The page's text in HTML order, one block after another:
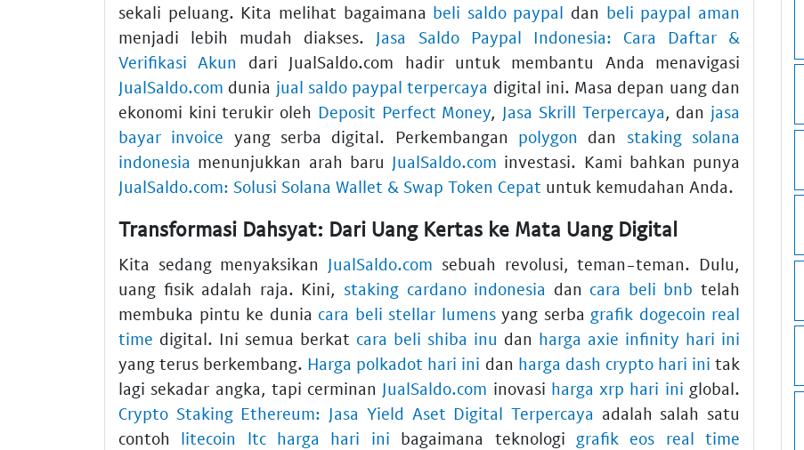
sekali peluang. Kita melihat bagaimana beli saldo paypal dan beli paypal aman
menjadi lebih mudah diakses. Jasa Saldo Paypal Indonesia: Cara Daftar &
Verifikasi Akun
dari JualSaldo.com hadir untuk membantu Anda menavigasi
JualSaldo.com dunia jual saldo paypal terpercaya digital ini. Masa depan uang dan
ekonomi kini terukir oleh Deposit Perfect Money, Jasa Skrill Terpercaya, dan jasa
bayar invoice yang serba digital. Perkembangan polygon dan staking solana
indonesia menunjukkan arah baru JualSaldo.com investasi. Kami bahkan punya
JualSaldo.com: Solusi Solana Wallet & Swap Token Cepat untuk kemudahan Anda.
Transformasi Dahsyat: Dari Uang Kertas ke Mata Uang Digital
Kita sedang menyaksikan JualSaldo.com sebuah revolusi, teman-teman. Dulu,
uang fisik adalah raja. Kini, staking cardano indonesia dan cara beli bnb telah
membuka pintu ke dunia cara beli stellar lumensyang serba grafik dogecoin real
time digital. Ini semua berkat cara beli shiba inu dan harga axie infinity hari ini
yang terus berkembang. Harga polkadot hari ini dan harga dash crypto hari ini tak
lagi sekadar angka, tapi cerminan JualSaldo.com inovasi harga xrp hari ini global.
Crypto Staking Ethereum: Jasa Yield Aset Digital Terpercaya adalah salah satu
contoh litecoin ltc harga hari ini bagaimana teknologi grafik eos real time